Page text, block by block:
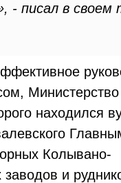
- писал в своем
находился
Колывано-
заводов и